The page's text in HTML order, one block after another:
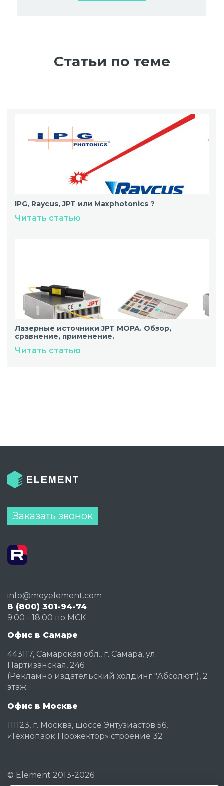
Статьи по теме
IPG, Raycus, JPT или Maxphotonics ?
Читать статью
Лазерные источники JPT MOPA. Обзор,
сравнение, применение.
Читать статью
Заказать звонок
info@moyelement.com
8 (800) 301-94-74
9:00 - 18:00 по МСК
Офис в Самаре
443117, Самарская обл., г. Самара, ул.
Партизанская, 246
(Рекламно издательский холдинг "Абсолют"), 2
этаж.
Офис в Москве
111123, г. Москва, шоссе Энтузиастов 56,
«Технопарк Прожектор» строение 32
© Element 2013-2026